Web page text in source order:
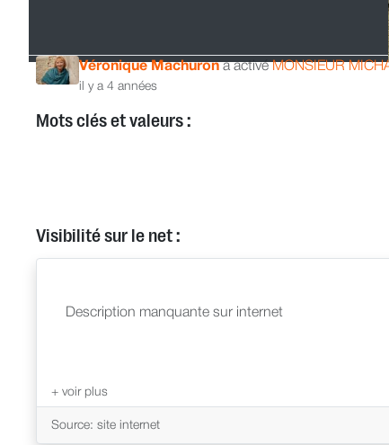
Véronique Machurona activéMONSIEUR
il y a 4 années
Mots clés et valeurs :
Visibilité sur le net :
Description manquante sur internet
Source: site internet